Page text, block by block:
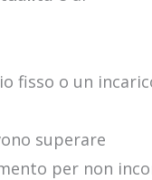
fisso o un
superare
per non